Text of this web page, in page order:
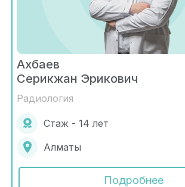
Ахбаев
Серикжан Эрикович
Радиология
Стаж - 14 лет
Алматы
Подробнее